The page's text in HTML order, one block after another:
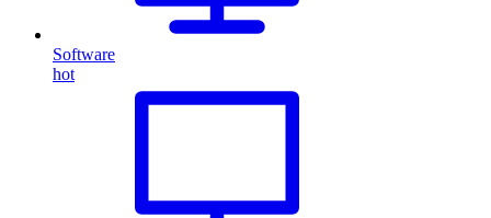
Software
hot